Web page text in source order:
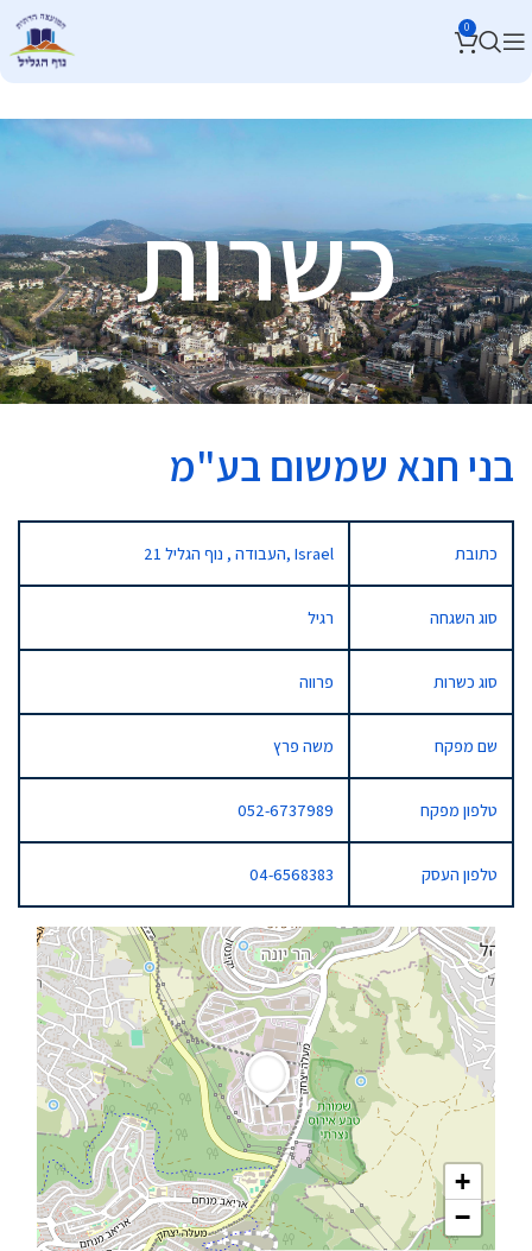
0
כשרות
+
−
בני חנא שמשום בע"מ
כתובת 21 העבודה , נוף הגליל, Israel
סוג השגחה רגיל
סוג כשרות פרווה
שם מפקח משה פרץ
טלפון מפקח 052-6737989
טלפון העסק 04-6568383